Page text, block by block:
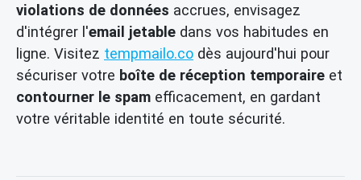
violations de données accrues, envisagez
d'intégrer l'email jetable dans vos habitudes en
ligne. Visitez tempmailo.co dès aujourd'hui pour
sécuriser votre boîte de réception temporaire et
contourner le spam efficacement, en gardant
votre véritable identité en toute sécurité.